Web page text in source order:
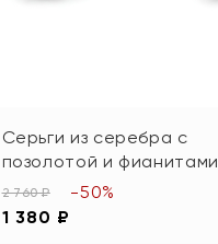
Серьги из серебра с
позолотой и фианитами
2 760 ₽
1 380 ₽
-50%